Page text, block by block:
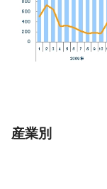
産業別